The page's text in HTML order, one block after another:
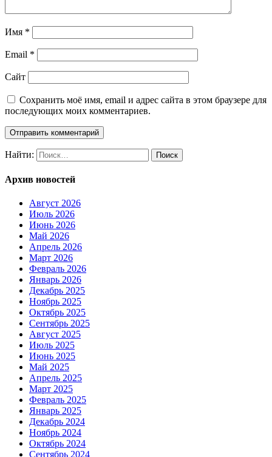
Имя *
Email *
Сайт
Сохранить моё имя, email и адрес сайта в этом браузере для
последующих моих комментариев.
Найти:
Архив новостей
Август 2026
Июль 2026
Июнь 2026
Май 2026
Апрель 2026
Март 2026
Февраль 2026
Январь 2026
Декабрь 2025
Ноябрь 2025
Октябрь 2025
Сентябрь 2025
Август 2025
Июль 2025
Июнь 2025
Май 2025
Апрель 2025
Март 2025
Февраль 2025
Январь 2025
Декабрь 2024
Ноябрь 2024
Октябрь 2024
Сентябрь 2024